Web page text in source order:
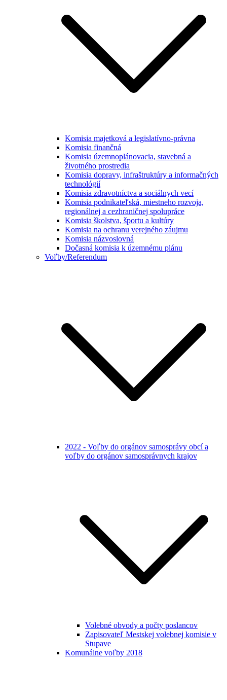
Komisia majetková a legislatívno-právna
Komisia finančná
Komisia územnoplánovacia, stavebná a
životného prostredia
Komisia dopravy, infraštruktúry a informačných
technológií
Komisia zdravotníctva a sociálnych vecí
Komisia podnikateľská, miestneho rozvoja,
regionálnej a cezhraničnej spolupráce
Komisia školstva, športu a kultúry
Komisia na ochranu verejného záujmu
Komisia názvoslovná
Dočasná komisia k územnému plánu
Voľby/Referendum
2022 - Voľby do orgánov samosprávy obcí a
voľby do orgánov samosprávnych krajov
Volebné obvody a počty poslancov
Zapisovateľ Mestskej volebnej komisie v
Stupave
Komunálne voľby 2018